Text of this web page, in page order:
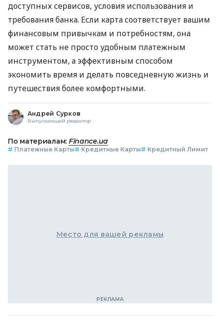
доступных сервисов, условия использования и
требования банка. Если карта соответствует вашим
финансовым привычкам и потребностям, она
может стать не просто удобным платежным
инструментом, а эффективным способом
экономить время и делать повседневную жизнь и
путешествия более комфортными.
Андрей Сурков
Выпускающий редактор
По материалам: Finance.ua
# Платежные Карты# Кредитные Карты# Кредитный Лимит
Место для вашей рекламы